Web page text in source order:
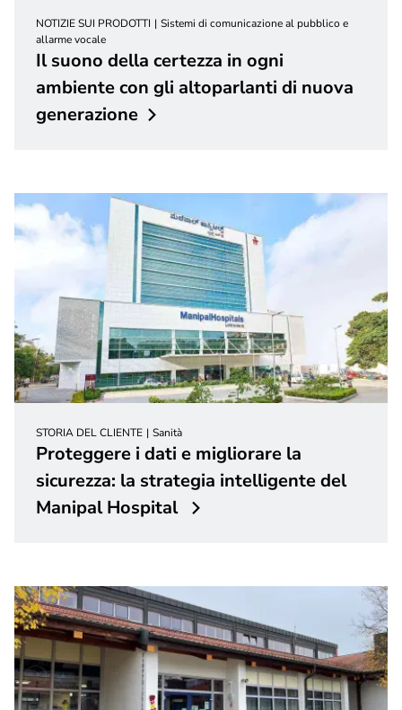
NOTIZIE SUI PRODOTTI
Sistemi di comunicazione al pubblico e
allarme vocale
Il suono della certezza in ogni
ambiente con gli altoparlanti di nuova
generazione
STORIA DEL CLIENTE Sanità
Proteggere i dati e migliorare la
sicurezza: la strategia intelligente del
Manipal Hospital